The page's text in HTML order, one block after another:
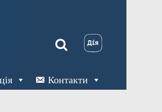
Контакти